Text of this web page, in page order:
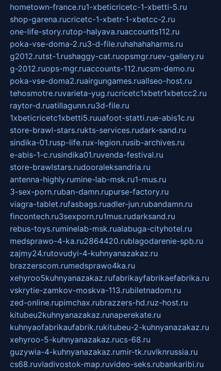
hometown-france.ru1-xbeticricetc-1-xbetti-5.ru
shop-garena.rucricetc-1-xbetr-1-xbetcc-2.ru
one-life-story.rutop-halyava.ruaccounts112.ru
poka-vse-doma-2.ru3-d-file.ruhahahaharms.ru
g2012.rutst-1.rushaggy-cat.ruopsmgr.ruev-gallery.ru
g-2012.ruops-mgr.ruaccounts-112.rucsm-demo.ru
poka-vse-doma2.ruairgungames.ruallseo-host.ru
tehosmotre.ruvarieta-yug.rucricetc1xbetr1xbetcc2.ru
raytor-d.ruatillagunn.ru3d-file.ru
1xbeticricetc1xbetti5.ruuafoot-statti.rue-abis1c.ru
store-brawl-stars.rukts-services.rudark-sand.ru
sindika-01.rusp-life.rux-legion.rusib-archives.ru
e-abis-1-c.rusindika01.ruvenda-festival.ru
store-brawlstars.rudooraleksandria.ru
antenna-highly.rumine-lab-msk.ru1-mus.ru
3-sex-porn.ruban-damn.rupurse-factory.ru
viagra-tablet.rufasbags.ruadler-jun.rubandamn.ru
fincontech.ru3sexporn.ru1mus.rudarksand.ru
rebus-toys.ruminelab-msk.rualabuga-cityhotel.ru
medsprawo-4-ka.ru2864420.rublagodarenie-spb.ru
zajmy24.rutovudyi-4-kuhnyanazakaz.ru
brazzerscom.rumedsprawo4ka.ru
xehyroo5kuhnyanazakaz.rufabrikayfabrikaefabrika.ru
vskrytie-zamkov-moskva-113.rubiletnadom.ru
zed-online.rupimchax.rubrazzers-hd.ruz-host.ru
kitubeu2kuhnyanazakaz.runaperekate.ru
kuhnyaofabrikaufabrik.rukitubeu-2-kuhnyanazakaz.ru
xehyroo-5-kuhnyanazakaz.rucs-68.ru
guzywia-4-kuhnyanazakaz.rumir-tk.ruvlknrussia.ru
cs68.ruvladivostok-map.ruvideo-seks.rubankaribi.ru